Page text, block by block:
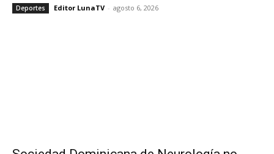
Deportes Editor LunaTV - agosto 6, 2026